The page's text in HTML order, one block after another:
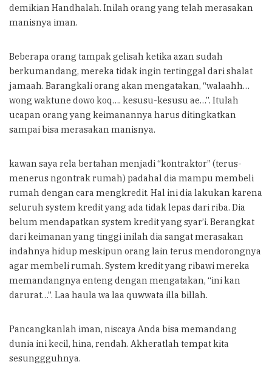
demikian Handhalah. Inilah orang yang telah merasakan
manisnya iman.
Beberapa orang tampak gelisah ketika azan sudah
berkumandang, mereka tidak ingin tertinggal dari shalat
jamaah. Barangkali orang akan mengatakan, “walaahh…
wong waktune dowo koq…. kesusu-kesusu ae…”. Itulah
ucapan orang yang keimanannya harus ditingkatkan
sampai bisa merasakan manisnya.
kawan saya rela bertahan menjadi “kontraktor” (terus-
menerus ngontrak rumah) padahal dia mampu membeli
rumah dengan cara mengkredit. Hal ini dia lakukan karena
seluruh system kredit yang ada tidak lepas dari riba. Dia
belum mendapatkan system kredit yang syar’i. Berangkat
dari keimanan yang tinggi inilah dia sangat merasakan
indahnya hidup meskipun orang lain terus mendorongnya
agar membeli rumah. System kredit yang ribawi mereka
memandangnya enteng dengan mengatakan, “ini kan
darurat…”. Laa haula wa laa quwwata illa billah.
Pancangkanlah iman, niscaya Anda bisa memandang
dunia ini kecil, hina, rendah. Akheratlah tempat kita
sesunggguhnya.